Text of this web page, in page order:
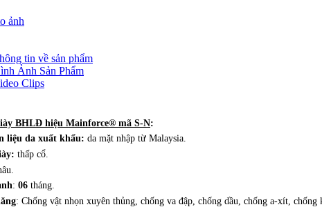
ảnh
tin về sản phẩm
Ảnh Sản Phẩm
Clips
BHLĐ hiệu Mainforce® mã S-N:
liệu da xuất khẩu: da mặt nhập từ Malaysia.
thấp cổ.
: 06 tháng.
: Chống vật nhọn xuyên thủng, chống va đập, chống dầu, chống a-xít,